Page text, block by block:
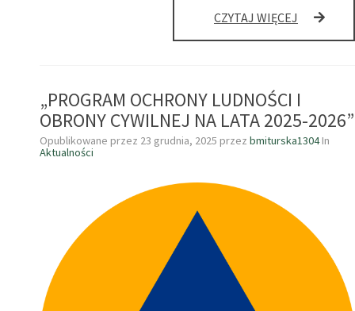
CZYTAJ WIĘCEJ
(PSO)
„PROGRAM OCHRONY LUDNOŚCI I
OBRONY CYWILNEJ NA LATA 2025-2026”
Opublikowane przez 23 grudnia, 2025 przez bmiturska1304In
Aktualności